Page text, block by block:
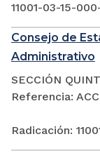
11001-03-15-
Consejo de
Administrativo
SECCIÓN
Referencia:
Radicación: